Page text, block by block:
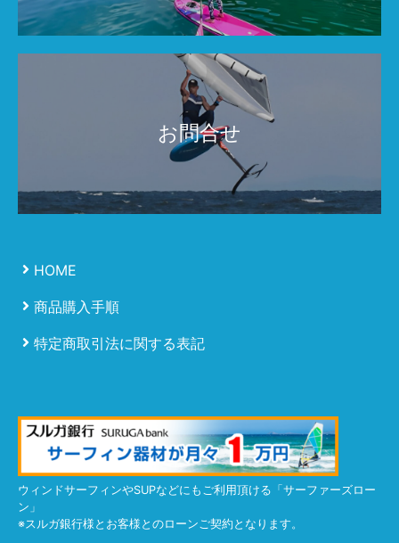
お問合せ
HOME
商品購入手順
特定商取引法に関する表記
ウィンドサーフィンやSUPなどにもご利用頂ける「サーファーズロー
ン」
※スルガ銀行様とお客様とのローンご契約となります。